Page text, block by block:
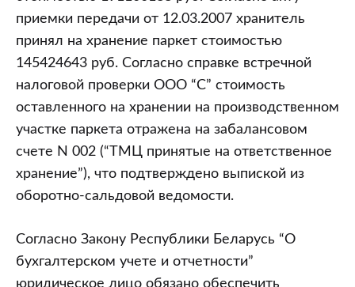
приемки передачи от 12.03.2007 хранитель
принял на хранение паркет стоимостью
145424643 руб. Согласно справке встречной
налоговой проверки ООО “С” стоимость
оставленного на хранении на производственном
участке паркета отражена на забалансовом
счете N 002 (“ТМЦ принятые на ответственное
хранение”), что подтверждено выпиской из
оборотно-сальдовой ведомости.
Согласно Закону Республики Беларусь “О
бухгалтерском учете и отчетности”
юридическое лицо обязано обеспечить